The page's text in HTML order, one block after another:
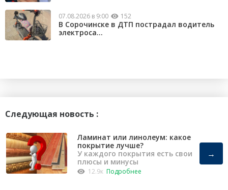
07.08.2026 в 9:00 152
В Сорочинске в ДТП пострадал водитель
электроса...
Следующая новость :
Ламинат или линолеум: какое
покрытие лучше?
У каждого покрытия есть свои
плюсы и минусы
12.9к Подробнее
→